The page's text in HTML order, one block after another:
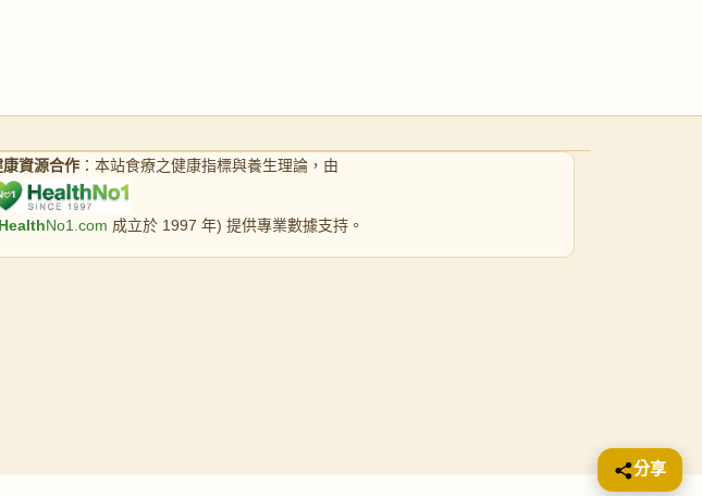
康資源合作 ：本站食療之健康指標與養生理論，由
HealthNo1.com 成立於 1997 年) 提供專業數據支持。
分享